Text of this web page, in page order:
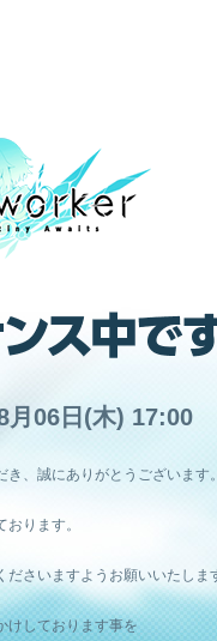
月06日(木) 17:00
、誠にありがとうございます。
ります。
さいますようお願いいたしま
けしております事を